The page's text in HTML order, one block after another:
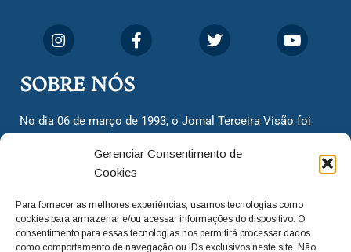
Gerenciar Consentimento de
Cookies
Para fornecer as melhores experiências, usamos tecnologias como
cookies para armazenar e/ou acessar informações do dispositivo. O
consentimento para essas tecnologias nos permitirá processar dados
como comportamento de navegação ou IDs exclusivos neste site. Não
SOBRE NÓS
No dia 06 de março de 1993, o Jornal Terceira Visão foi
cidadãos valinhenses, já que naquela época só existiam
dois jornais. Há mais de 30 anos, o jornal continua
com o foco de trazer as melhores notícias. Nunca
deixamos de lado as necessidades do cidadão, sempre